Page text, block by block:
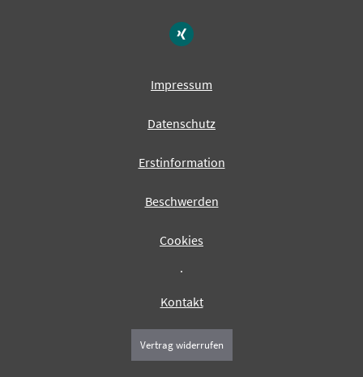
Impressum
Datenschutz
Erstinformation
Beschwerden
Cookies
·
Kontakt
Vertrag widerrufen